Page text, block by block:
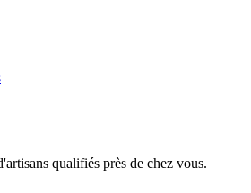
qualifiés près de chez vous.